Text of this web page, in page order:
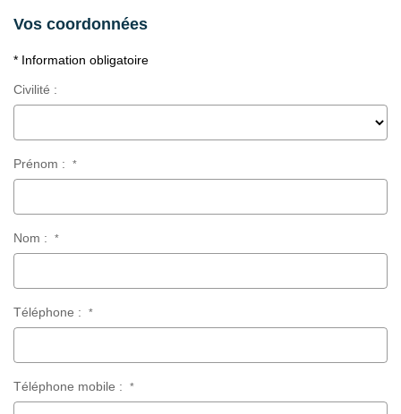
Vos coordonnées
* Information obligatoire
Civilité :
Prénom : *
Nom : *
Téléphone : *
Téléphone mobile : *